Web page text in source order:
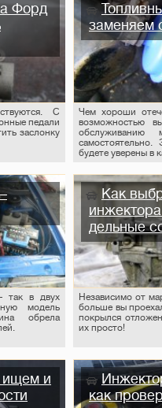
Форд
С
педали
заслонку
заменяем
Чем хороши
возможностью
будете уверены в
так в двух
модель
обрела
Как
дельные
Независимо от
больше вы
покрылся
их просто!
ищем и
как